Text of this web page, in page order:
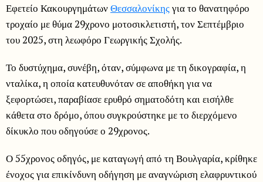
Εφετείο ΚακουργημάτωνΘεσσαλονίκηςγια το θανατηφόρο
τροχαίο με θύμα 29χρονο μοτοσικλετιστή, τον Σεπτέμβριο
του 2025, στη λεωφόρο Γεωργικής Σχολής.
Το δυστύχημα, συνέβη, όταν, σύμφωνα με τη δικογραφία, η
νταλίκα, η οποία κατευθυνόταν σε αποθήκη για να
ξεφορτώσει, παραβίασε ερυθρό σηματοδότη και εισήλθε
κάθετα στο δρόμο, όπου συγκρούστηκε με το διερχόμενο
δίκυκλο που οδηγούσε ο 29χρονος.
Ο 55χρονος οδηγός, με καταγωγή από τη Βουλγαρία, κρίθηκε
ένοχος για επικίνδυνη οδήγηση με αναγνώριση ελαφρυντικού